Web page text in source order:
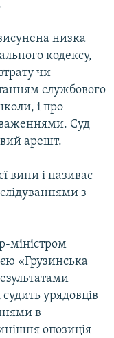
низка
кодексу,
чи
службового
і про
Суд
арешт.
вини і називає
з
міністром
«Грузинська
урядовців
в
опозиція